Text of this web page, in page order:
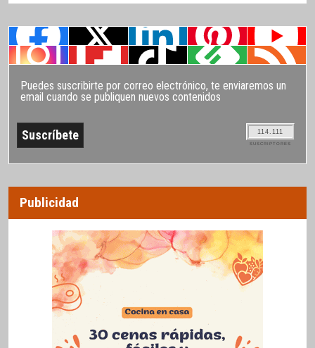
Puedes suscribirte por correo electrónico, te enviaremos un
email cuando se publiquen nuevos contenidos
114.111
SUSCRIPTORES
Publicidad